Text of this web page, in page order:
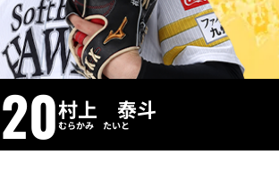
20村上 泰斗
むらかみ たいと